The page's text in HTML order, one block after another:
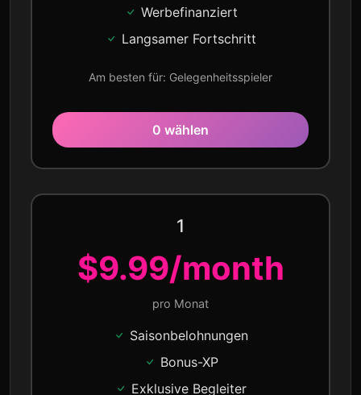
Werbefinanziert
Langsamer Fortschritt
Am besten für: Gelegenheitsspieler
0 wählen
1
$9.99/month
pro Monat
Saisonbelohnungen
Bonus-XP
Exklusive Begleiter